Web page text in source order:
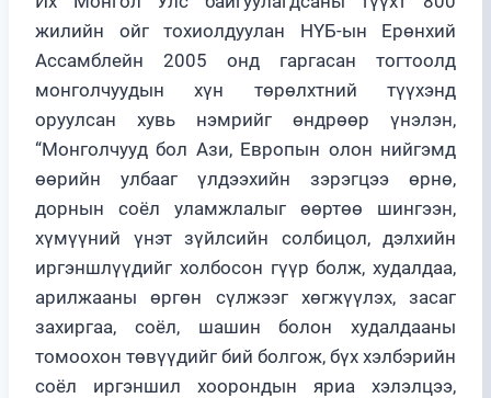
жилийн ойг тохиолдуулан НҮБ-ын Ерөнхий
Ассамблейн 2005 онд гаргасан тогтоолд
монголчуудын хүн төрөлхтний түүхэнд
оруулсан хувь нэмрийг өндрөөр үнэлэн,
“Монголчууд бол Ази, Европын олон нийгэмд
өөрийн улбааг үлдээхийн зэрэгцээ өрнө,
дорнын соёл уламжлалыг өөртөө шингээн,
хүмүүний үнэт зүйлсийн солбицол, дэлхийн
иргэншлүүдийг холбосон гүүр болж, худалдаа,
арилжааны өргөн сүлжээг хөгжүүлэх, засаг
захиргаа, соёл, шашин болон худалдааны
томоохон төвүүдийг бий болгож, бүх хэлбэрийн
соёл иргэншил хоорондын яриа хэлэлцээ,